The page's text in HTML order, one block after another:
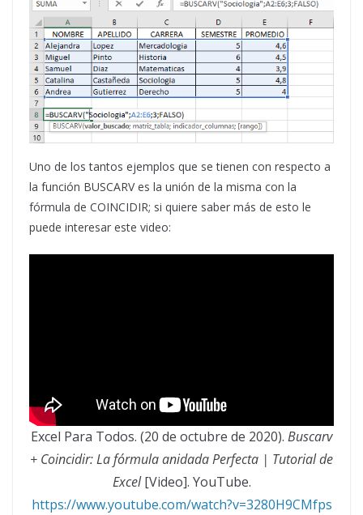
Uno de los tantos ejemplos que se tienen con respecto a
la función BUSCARV es la unión de la misma con la
fórmula de COINCIDIR; si quiere saber más de esto le
puede interesar este video:
Excel Para Todos. (20 de octubre de 2020). Buscarv
+ Coincidir: La fórmula anidada Perfecta | Tutorial de
Excel[Video]. YouTube.
https://www.youtube.com/watch?v=3280H9CMfps